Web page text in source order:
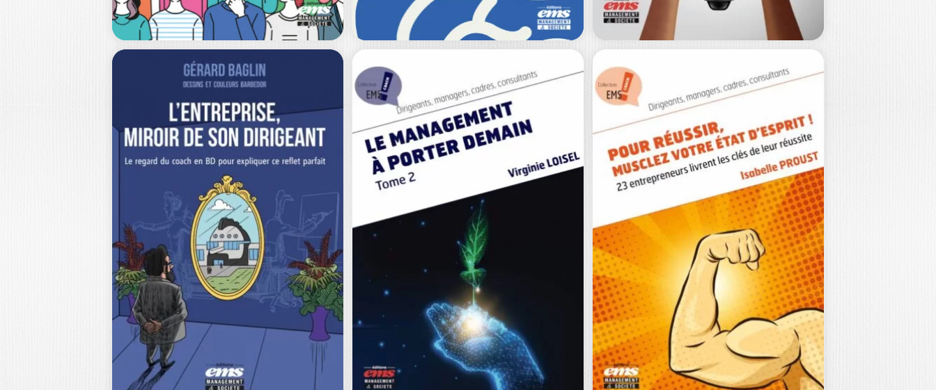
LES SECRETS DE
L’ENGAGEMENT
OLIVIER TRUONG|
PIERRE-ANDRÉ BIZIEN
Depuis la fin de l’ère Covid, un curieux
sentiment d’apathie semble flotter
dans…
NEURO-
DÉVELOPPEZ VOS
ÉQUIPES !
ERWAN DEVEZE
Les avancées des sciences cognitives
nous permettent d’avoir une
compréhension plus fine du
fonctionnement…
25,00
L’INTELLIGENCE
COLLECTIVE AU
CŒUR DE LA…
FANNY SIMON
Comment mobiliser la créativité de
vos équipiers comme vecteur de
motivation et libérer…
25,00€